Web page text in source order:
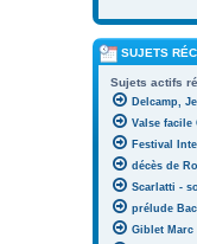
SUJETS
Sujets actifs
Delcamp,
Valse facile
Festival
décès de
Scarlatti -
prélude
Giblet Marc